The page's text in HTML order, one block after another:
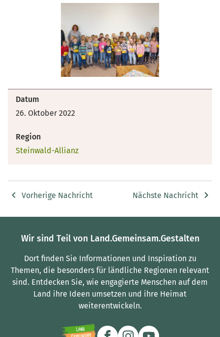
Datum
26. Oktober 2022
Region
Steinwald-Allianz
Vorherige Nachricht Nächste Nachricht
Wir sind Teil von Land.Gemeinsam.Gestalten
Dort finden Sie Informationen und Inspiration zu
Themen, die besonders für ländliche Regionen relevant
sind. Entdecken Sie, wie engagierte Menschen auf dem
Land ihre Ideen umsetzen und ihre Heimat
weiterentwickeln.